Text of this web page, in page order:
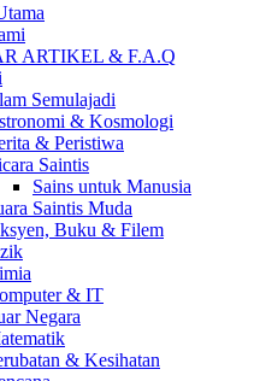
ARTIKEL & F.A.Q
Semulajadi
& Kosmologi
& Peristiwa
Saintis
Sains untuk Manusia
Saintis Muda
Buku & Filem
& IT
Negara
& Kesihatan